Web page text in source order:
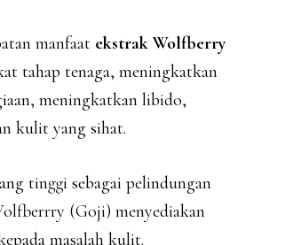
manfaat ekstrak Wolfberry
tahap tenaga, meningkatkan
meningkatkan libido,
kulit yang sihat.
tinggi sebagai pelindungan
(Goji) menyediakan
masalah kulit.